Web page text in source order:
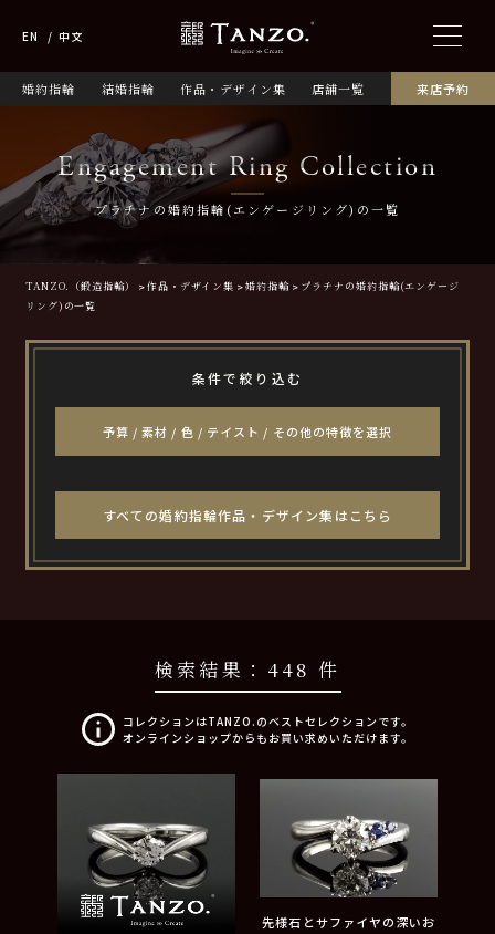
婚約指輪 結婚指輪 作品・デザイン集 店舗一覧 来店予約
EN 中文
Engagement Ring Collection
プラチナの婚約指輪(エンゲージリング)の一覧
TANZO.（鍛造指輪） 作品・デザイン集 婚約指輪
プラチナの婚約指輪(エンゲージ
リング)の一覧
条件で絞り込む
予算 / 素材 / 色 / テイスト / その他の特徴を選択
すべての婚約指輪作品・デザイン集はこちら
検索結果： 448 件
コレクションはTANZO.のベストセレクションです。
オンラインショップからもお買い求めいただけます。
先様石とサファイヤの深いお